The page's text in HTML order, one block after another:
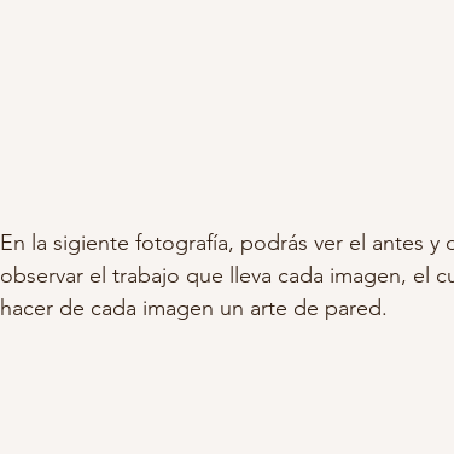
En la sigiente fotografía, podrás ver el antes
observar el trabajo que lleva cada imagen, el
hacer de cada imagen un arte de pared.